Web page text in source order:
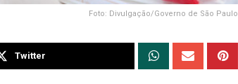
Foto: Divulgação/Governo de São Paulo
Twitter